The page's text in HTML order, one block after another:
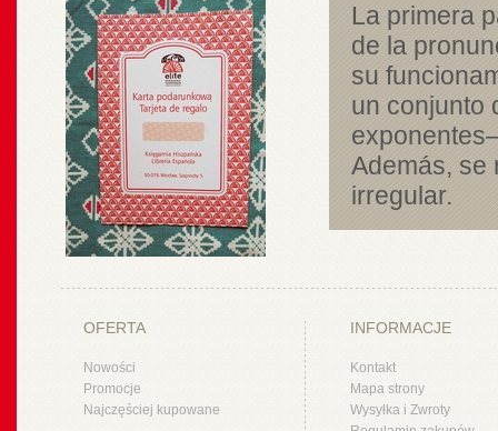
La primera
de la
su
un conjunto
Además, se
irregular.
OFERTA
Nowości
Promocje
Najczęściej kupowane
INFORMACJE
Kontakt
Mapa strony
Wysyłka i Zwroty